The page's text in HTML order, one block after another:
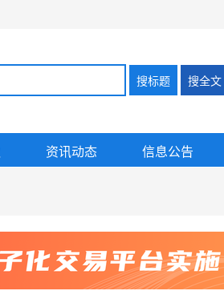
搜标题 搜全文
资讯动态 信息公告